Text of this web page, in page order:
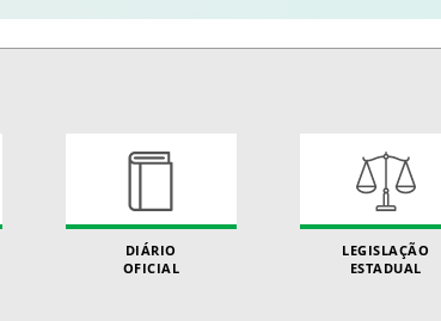
DIÁRIO
OFICIAL
LEGISLAÇÃO
ESTADUAL